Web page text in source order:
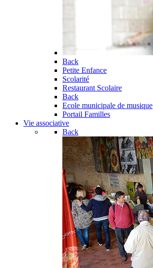
Back
Petite Enfance
Scolarité
Restaurant Scolaire
Back
Ecole municipale de musique
Portail Familles
Vie associative
Back